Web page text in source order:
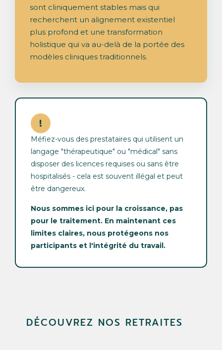
sont cliniquement stables mais qui
recherchent un alignement existentiel
plus profond et une transformation
holistique qui va au-delà de la portée des
modèles cliniques traditionnels.
!
Méfiez-vous des prestataires qui utilisent un
langage "thérapeutique" ou "médical" sans
disposer des licences requises ou sans être
hospitalisés - cela est souvent illégal et peut
être dangereux.
Nous sommes ici pour la croissance, pas
pour le traitement. En maintenant ces
limites claires, nous protégeons nos
participants et l'intégrité du travail.
DÉCOUVREZ NOS RETRAITES